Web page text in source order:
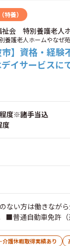
養）
祉会 特別養護老人
護老人ホームやなぜ苑
市】資格・経
イサービスに
程度※諸手当込
度
い方は働きなが
■普通自動車免許（
介護休暇取得実績あり